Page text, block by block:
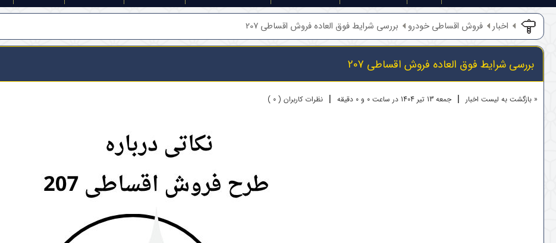
اخبار فروش اقساطی خودرو بررسی شرایط فوق العاده فروش اقساطی 207
بررسی شرایط فوق العاده فروش اقساطی 207
« بازگشت به لیست اخبار | جمعه 13 تير 1404 در ساعت 0 و 0 دقیقه | نظرات کاربران ( 0 )